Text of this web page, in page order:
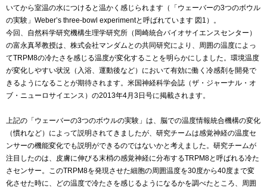
いてから室温の水につけると温かく感じられます（「ウェーバーの3つのボウル
の実験」Weber’s three-bowl experimentと呼ばれています 図1）。
今回、自然科学研究機構生理学研究所（岡崎統合バイオサイエンスセンター）
の富永真琴教授は、株式会社マンダムとの共同研究により、周囲の温度によっ
てTRPM8の冷たさを感じる温度が変化することを明らかにしました。環境温度
が変化しやすい状況（入浴、運動後など）において有効に働く冷感剤を開発で
きるようになることが期待されます。米国神経科学会誌（ザ・ジャーナル・オ
ブ・ニューロサイエンス）の2013年4月3日号に掲載されます。
上記の「ウェーバーの3つのボウルの実験」は、脳での温度情報統合機構の変化
（慣れなど）によって説明されてきましたが、研究チームは感覚神経の温度セ
ンサーの機能変化でも説明ができるのではないかと考えました。研究チームが
注目したのは、皮膚に伸びる末梢の感覚神経に分布するTRPM8と呼ばれる冷た
さセンサー。このTRPM8を発現させた細胞の周囲温度を30度から40度まで変
化させた時に、どの温度で冷たさを感じるようになるかを調べたところ、周囲